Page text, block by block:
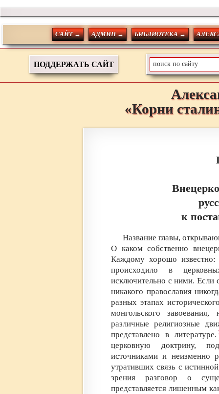
САЙТ → АДМИН → БИБЛИОТЕКА →
ПОДДЕРЖАТЬ САЙТ
«Корни
к
Название главы,
О каком собственно
Каждому хорошо известно:
происходило в
исключительно с ними. Если
никакого православия
разных этапах
монгольского
различные религиозные
представлено в литературе.
церковную доктрину,
источниками и неизменно
утративших связь с
зрения разговор о
представляется лишенным